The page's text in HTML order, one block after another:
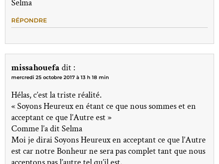
Selma
RÉPONDRE
missahouefa dit :
mercredi 25 octobre 2017 à 13 h 18 min
Hélas, c’est la triste réalité.
« Soyons Heureux en étant ce que nous sommes et en
acceptant ce que l’Autre est »
Comme l’a dit Selma
Moi je dirai Soyons Heureux en acceptant ce que l’Autre
est car notre Bonheur ne sera pas complet tant que nous